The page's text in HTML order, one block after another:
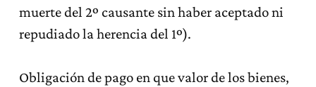
muerte del 2º causante sin haber aceptado ni
repudiado la herencia del 1º).
Obligación de pago en que valor de los bienes,